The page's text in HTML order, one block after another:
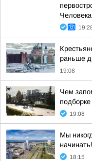
раньше
19:08
Чем
19:08
Мы
начинать!
18:15